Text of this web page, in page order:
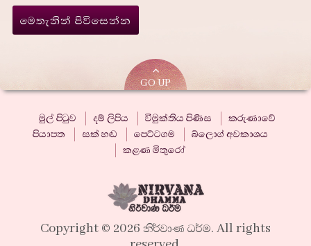
මෙතැනින් පිවිසෙන්න
GO UP
මුල් පිටුව දම් ලිපිය විමුක්තිය පිණිස
කරුණාවේ
පියාපත
සක් හඬ පෙට්ටගම
බ්ලොග් අවකාශය
කළණ මිතුරෝ
Copyright © 2026 නිර්වාණ ධර්ම. All rights